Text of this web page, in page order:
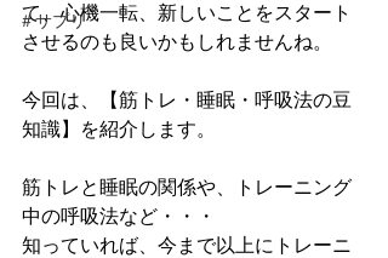
＃サプリ
て、心機一転、新しいことをスタート
させるのも良いかもしれませんね。
今回は、【筋トレ・睡眠・呼吸法の豆
知識】を紹介します。
筋トレと睡眠の関係や、トレーニング
中の呼吸法など・・・
知っていれば、今まで以上にトレーニ